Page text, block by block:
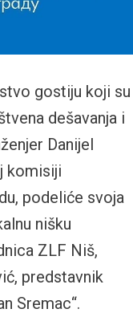
gostiju koji su
dešavanja i
Danijel
komisiji
podeliće svoja
nišku
ZLF Niš,
predstavnik
Sremac“.